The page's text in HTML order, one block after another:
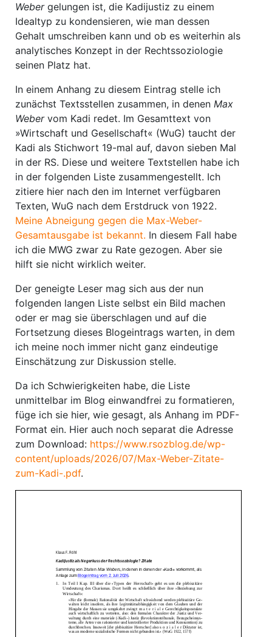
Webergelungen ist, die Kadijustiz zu einem
Idealtyp zu kondensieren, wie man dessen
Gehalt umschreiben kann und ob es weiterhin als
analytisches Konzept in der Rechtssoziologie
seinen Platz hat.
In einem Anhang zu diesem Eintrag stelle ich
zunächst Textsstellen zusammen, in denen Max
Webervom Kadi redet. Im Gesamttext von
»Wirtschaft und Gesellschaft« (WuG) taucht der
Kadi als Stichwort 19-mal auf, davon sieben Mal
in der RS. Diese und weitere Textstellen habe ich
in der folgenden Liste zusammengestellt. Ich
zitiere hier nach den im Internet verfügbaren
Texten, WuG nach dem Erstdruck von 1922.
Meine Abneigung gegen die Max-Weber-
Gesamtausgabe ist bekannt. In diesem Fall habe
ich die MWG zwar zu Rate gezogen. Aber sie
hilft sie nicht wirklich weiter.
Der geneigte Leser mag sich aus der nun
folgenden langen Liste selbst ein Bild machen
oder er mag sie überschlagen und auf die
Fortsetzung dieses Blogeintrags warten, in dem
ich meine noch immer nicht ganz eindeutige
Einschätzung zur Diskussion stelle.
Da ich Schwierigkeiten habe, die Liste
unmittelbar im Blog einwandfrei zu formatieren,
füge ich sie hier, wie gesagt, als Anhang im PDF-
Format ein. Hier auch noch separat die Adresse
zum Download: https://www.rsozblog.de/wp-
content/uploads/2026/07/Max-Weber-Zitate-
zum-Kadi-.pdf.